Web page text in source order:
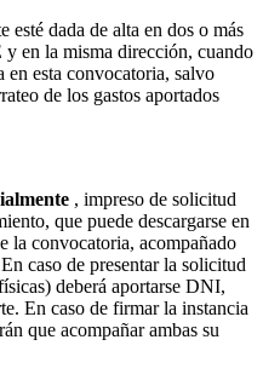
esté dada de alta en dos o más
en la misma dirección, cuando
en esta convocatoria, salvo
de los gastos aportados
, impreso de solicitud
que puede descargarse en
la convocatoria, acompañado
caso de presentar la solicitud
deberá aportarse DNI,
En caso de firmar la instancia
que acompañar ambas su